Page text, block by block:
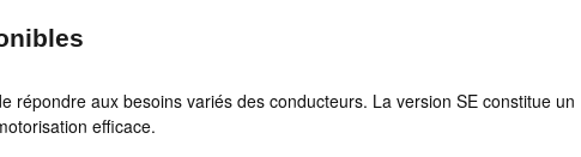
répondre aux besoins variés des conducteurs. La version SE constitue un
efficace.